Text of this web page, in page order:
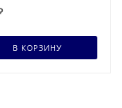
В КОРЗИНУ